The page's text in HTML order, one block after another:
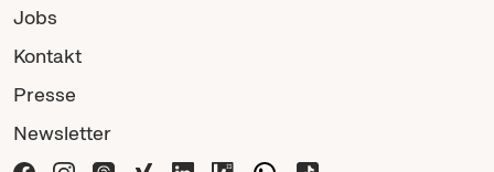
Jobs
Kontakt
Presse
Newsletter